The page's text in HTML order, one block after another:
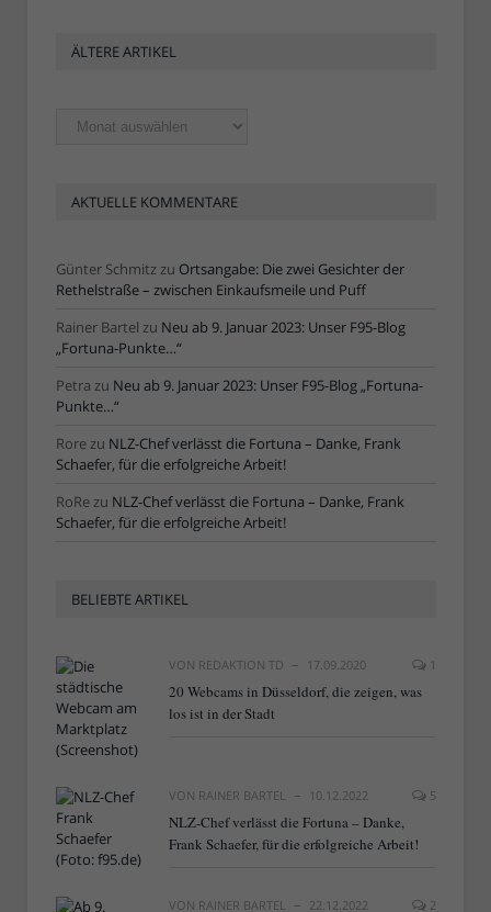
ÄLTERE ARTIKEL
Ältere
Artikel
AKTUELLE KOMMENTARE
Günter Schmitzzu Ortsangabe: Die zwei Gesichter der
Rethelstraße – zwischen Einkaufsmeile und Puff
Rainer Bartel zu Neu ab 9. Januar 2023: Unser F95-Blog
„Fortuna-Punkte…“
Petra zu Neu ab 9. Januar 2023: Unser F95-Blog „Fortuna-
Punkte…“
Rorezu NLZ-Chef verlässt die Fortuna – Danke, Frank
Schaefer, für die erfolgreiche Arbeit!
RoRezu NLZ-Chef verlässt die Fortuna – Danke, Frank
Schaefer, für die erfolgreiche Arbeit!
BELIEBTE ARTIKEL
VON REDAKTION TD 17.09.2020 1
20 Webcams in Düsseldorf, die zeigen, was
los ist in der Stadt
VON RAINER BARTEL 10.12.2022 5
NLZ-Chef verlässt die Fortuna – Danke,
Frank Schaefer, für die erfolgreiche Arbeit!
VON RAINER BARTEL 22.12.2022 2